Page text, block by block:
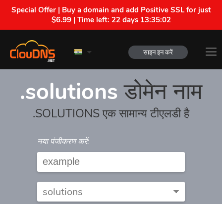
Special Offer | Buy a domain and add Positive SSL for just
$6.99 | Time left: 22 days 13:35:02
साइन इन करें
.solutions डोमेन नाम
.SOLUTIONS एक सामान्य टीएलडी है
नया पंजीकरण करें: